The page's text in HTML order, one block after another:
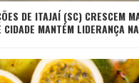
DE ITAJAÍ (SC) CRESCEM
MANTÉM LIDERANÇA